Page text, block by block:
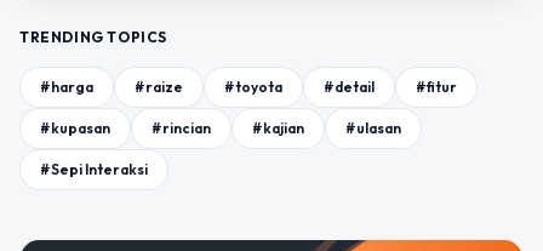
TRENDING TOPICS
#harga #raize #toyota #detail #fitur
#kupasan #rincian #kajian #ulasan
#Sepi Interaksi